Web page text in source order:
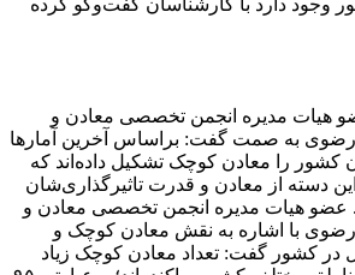
وجود دارد با کارشناسان گفت‌وگو کرده
هیات مدیره انجمن تخصصی معادن و
رضوی به صمت گفت: براساس آخرین آمارها
معادن کشور را معادن کوچک تشکیل داده‌اند که
دسته از معادن و قدرت تاثیرگذاری‌شان
عضو هیات مدیره انجمن تخصصی معادن و
با اشاره به نقش معادن کوچک و
کشور گفت: تعداد معادن کوچک زیاد